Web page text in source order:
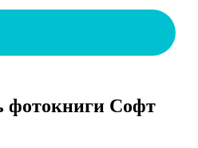
фотокниги Софт